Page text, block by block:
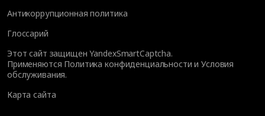
Антикоррупционная политика
Глоссарий
Этот сайт защищен YandexSmartCaptcha.
Применяются Политика конфиденциальности иУсловия
обслуживания.
Карта сайта